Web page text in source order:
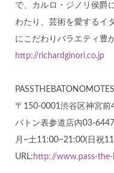
で、カルロ・ジノリ侯爵
わたり、芸術を愛するイ
にこだわりバラエティ豊
http://richardginori.co.jp
〒150-0001渋谷区神宮
バトン表参道店内03-
月~土11:00~21:00(日祝
URL: http://www.pass-